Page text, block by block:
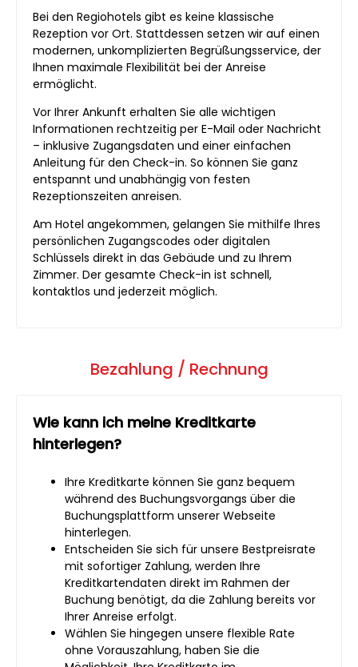
Bei den Regiohotels gibt es keine klassische
Rezeption vor Ort. Stattdessen setzen wir auf einen
modernen, unkomplizierten Begrüßungsservice, der
Ihnen maximale Flexibilität bei der Anreise
ermöglicht.
Vor Ihrer Ankunft erhalten Sie alle wichtigen
Informationen rechtzeitig per E-Mail oder Nachricht
– inklusive Zugangsdaten und einer einfachen
Anleitung für den Check-in. So können Sie ganz
entspannt und unabhängig von festen
Rezeptionszeiten anreisen.
Am Hotel angekommen, gelangen Sie mithilfe Ihres
persönlichen Zugangscodes oder digitalen
Schlüssels direkt in das Gebäude und zu Ihrem
Zimmer. Der gesamte Check-in ist schnell,
kontaktlos und jederzeit möglich.
Bezahlung / Rechnung
Wie kann ich meine Kreditkarte
hinterlegen?
Ihre Kreditkarte können Sie ganz bequem
während des Buchungsvorgangs über die
Buchungsplattform unserer Webseite
hinterlegen.
Entscheiden Sie sich für unsere Bestpreisrate
mit sofortiger Zahlung, werden Ihre
Kreditkartendaten direkt im Rahmen der
Buchung benötigt, da die Zahlung bereits vor
Ihrer Anreise erfolgt.
Wählen Sie hingegen unsere flexible Rate
ohne Vorauszahlung, haben Sie die